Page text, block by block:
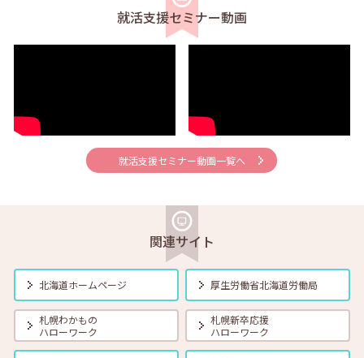
2025年07月01日(火) セミナー 在職者 学生 求職者
【釧路・対面】7月17日（木）就勝塾 応募書類の書き方 13:30～
在職者
7月19日（土）北海道で働く魅力発見！北海道LOVE オンライン し
2025年07月01日(火) セミナー 在職者 学生 求職者
【北見・対面】7月22日（火）就勝塾 職業興味検査 13:30～14:30
就活支援セミナー動画
就活支援セミナー動画一覧へ
関連サイト
北海道ホームページ 厚生労働省北海道労働局
札幌わかもの
ハローワーク
札幌新卒応援
ハローワーク